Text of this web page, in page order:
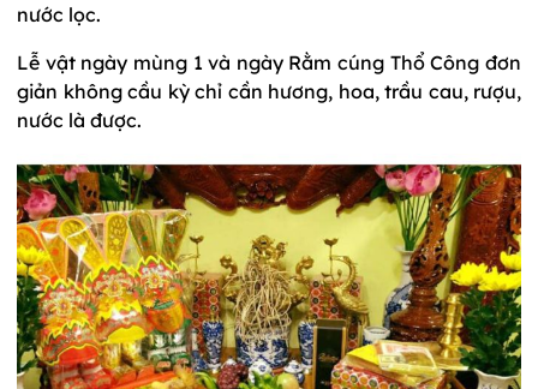
nước lọc.
Lễ vật ngày mùng 1 và ngày Rằm cúng Thổ Công đơn
giản không cầu kỳ chỉ cần hương, hoa, trầu cau, rượu,
nước là được.